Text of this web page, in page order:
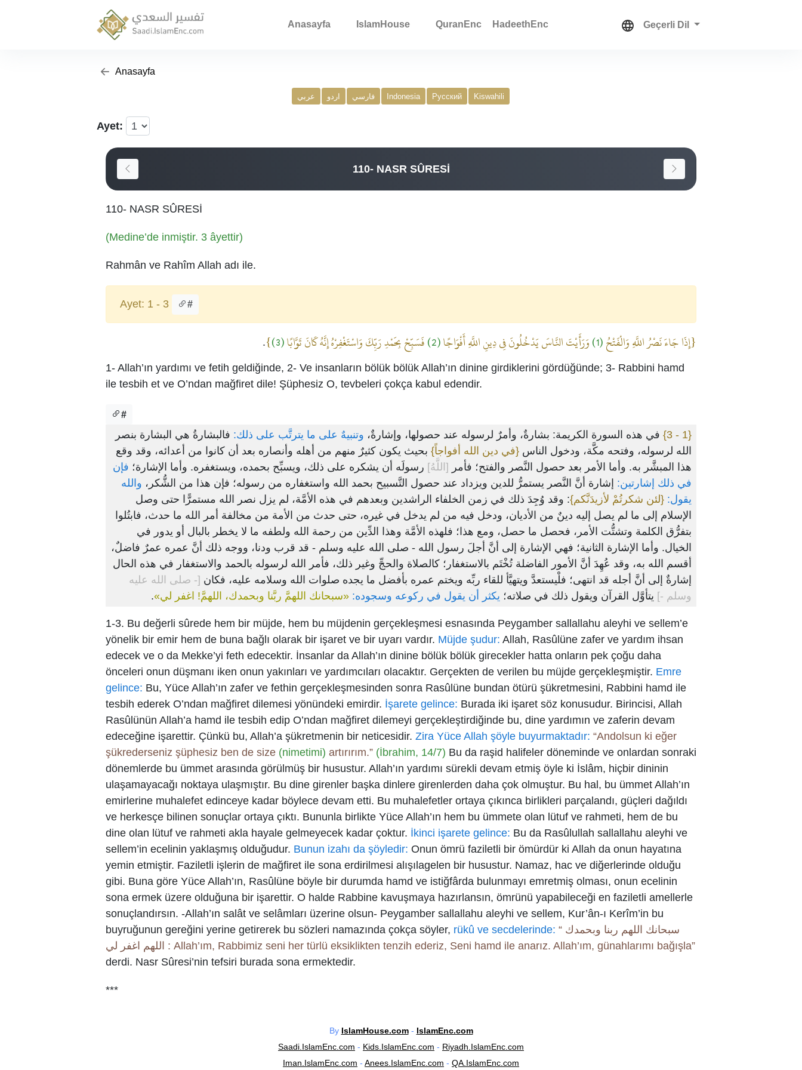
Anasayfa IslamHouse QuranEnc HadeethEnc Geçerli Dil
Anasayfa
عربي اردو فارسي Indonesia Русский Kiswahili
Ayet:
110- NASR SÛRESİ
110- NASR SÛRESİ
(Medine’de inmiştir. 3 âyettir)
Rahmân ve Rahîm Allah adı ile.
Ayet: 1 - 3 #
{إِذَا جَاءَ نَصْرُ اللَّهِ وَالْفَتْحُ(1) وَرَأَيْتَ النَّاسَ يَدْخُلُونَ فِي دِينِ اللَّهِ أَفْوَاجًا(2) فَسَبِّحْ بِحَمْدِ رَبِّكَ وَاسْتَغْفِرْهُ إِنَّهُ كَانَ تَوَّابًا(3)
}
.
1- Allah’ın yardımı ve fetih geldiğinde, 2- Ve insanların bölük bölük Allah’ın dinine girdiklerini gördüğünde; 3- Rabbini hamd
ile tesbih et ve O’ndan mağfiret dile! Şüphesiz O, tevbeleri çokça kabul edendir.
#
{1 - 3} في هذه السورة الكريمة: بشارةٌ، وأمرٌ لرسوله عند حصولها، وإشارةٌ، وتنبيهٌ على ما يترتَّب على ذلك: فالبشارةُ هي البشارة بنصر
الله لرسوله، وفتحه مكَّة، ودخول الناس {في دين الله أفواجاً} بحيث يكون كثيرٌ منهم من أهله وأنصاره بعد أن كانوا من أعدائه، وقد وقع
هذا المبشَّر به. وأما الأمر بعد حصول النَّصر والفتح؛ فأمر
[اللَّهُ] رسولَه أن يشكره على ذلك، ويسبِّح بحمده، ويستغفره. وأما الإشارة؛ فإن
في ذلك إشارتين: إشارة أنَّ النَّصر يستمرُّ للدين ويزداد عند حصول التَّسبيح بحمد الله واستغفاره من رسوله؛ فإن هذا من الشُّكر، والله
يقول: {لئن شكرتُمْ لأزيدَنَّكم}: وقد وُجِدَ ذلك في زمن الخلفاء الراشدين وبعدهم في هذه الأمَّة، لم يزل نصر الله مستمرًّا حتى وصل
الإسلام إلى ما لم يصل إليه دينٌ من الأديان، ودخل فيه من لم يدخل في غيره، حتى حدث من الأمة من مخالفة أمر الله ما حدث، فابتُلوا
بتفرُّق الكلمة وتشتُّت الأمر، فحصل ما حصل، ومع هذا؛ فلهذه الأمَّة وهذا الدِّين من رحمة الله ولطفه ما لا يخطر بالبال أو يدور في
الخيال. وأما الإشارة الثانية؛ فهي الإشارة إلى أنَّ أجلَ رسول الله - صلى الله عليه وسلم - قد قرب ودنا، ووجه ذلك أنَّ عمره عمرٌ فاضلٌ،
أقسم الله به، وقد عُهِدَ أنَّ الأمور الفاضلة تُخْتَم بالاستغفار؛ كالصلاة والحجِّ وغير ذلك، فأمر الله لرسوله بالحمد والاستغفار في هذه الحال
إشارةٌ إلى أنَّ أجله قد انتهى؛ فلْيستعدَّ ويتهيَّأ للقاء ربِّه ويختم عمره بأفضل ما يجده صلوات الله وسلامه عليه، فكان [- صلى الله عليه
وسلم -] يتأوَّل القرآن ويقول ذلك في صلاته؛ يكثر أن يقول في ركوعه وسجوده: «سبحانك اللهمَّ ربَّنا وبحمدك، اللهمَّ! اغفر لي».
1-3. Bu değerli sûrede hem bir müjde, hem bu müjdenin gerçekleşmesi esnasında Peygamber sallallahu aleyhi ve sellem’e
yönelik bir emir hem de buna bağlı olarak bir işaret ve bir uyarı vardır. Müjde şudur: Allah, Rasûlüne zafer ve yardım ihsan
edecek ve o da Mekke’yi feth edecektir. İnsanlar da Allah’ın dinine bölük bölük girecekler hatta onların pek çoğu daha
önceleri onun düşmanı iken onun yakınları ve yardımcıları olacaktır. Gerçekten de verilen bu müjde gerçekleşmiştir. Emre
gelince: Bu, Yüce Allah’ın zafer ve fethin gerçekleşmesinden sonra Rasûlüne bundan ötürü şükretmesini, Rabbini hamd ile
tesbih ederek O’ndan mağfiret dilemesi yönündeki emirdir. İşarete gelince: Burada iki işaret söz konusudur. Birincisi, Allah
Rasûlünün Allah’a hamd ile tesbih edip O’ndan mağfiret dilemeyi gerçekleştirdiğinde bu, dine yardımın ve zaferin devam
edeceğine işarettir. Çünkü bu, Allah’a şükretmenin bir neticesidir. Zira Yüce Allah şöyle buyurmaktadır: “Andolsun ki eğer
şükrederseniz şüphesiz ben de size (nimetimi) artırırım.” (İbrahim, 14/7) Bu da raşid halifeler döneminde ve onlardan sonraki
dönemlerde bu ümmet arasında görülmüş bir husustur. Allah’ın yardımı sürekli devam etmiş öyle ki İslâm, hiçbir dininin
ulaşamayacağı noktaya ulaşmıştır. Bu dine girenler başka dinlere girenlerden daha çok olmuştur. Bu hal, bu ümmet Allah’ın
emirlerine muhalefet edinceye kadar böylece devam etti. Bu muhalefetler ortaya çıkınca birlikleri parçalandı, güçleri dağıldı
ve herkesçe bilinen sonuçlar ortaya çıktı. Bununla birlikte Yüce Allah’ın hem bu ümmete olan lütuf ve rahmeti, hem de bu
dine olan lütuf ve rahmeti akla hayale gelmeyecek kadar çoktur. İkinci işarete gelince: Bu da Rasûlullah sallallahu aleyhi ve
sellem’in ecelinin yaklaşmış olduğudur. Bunun izahı da şöyledir: Onun ömrü faziletli bir ömürdür ki Allah da onun hayatına
yemin etmiştir. Faziletli işlerin de mağfiret ile sona erdirilmesi alışılagelen bir husustur. Namaz, hac ve diğerlerinde olduğu
gibi. Buna göre Yüce Allah’ın, Rasûlüne böyle bir durumda hamd ve istiğfârda bulunmayı emretmiş olması, onun ecelinin
sona ermek üzere olduğuna bir işarettir. O halde Rabbine kavuşmaya hazırlansın, ömrünü yapabileceği en faziletli amellerle
sonuçlandırsın. -Allah’ın salât ve selâmları üzerine olsun- Peygamber sallallahu aleyhi ve sellem, Kur’ân-ı Kerîm’in bu
buyruğunun gereğini yerine getirerek bu sözleri namazında çokça söyler, rükû ve secdelerinde: “ سبحانك اللهم ربنا وبحمدك
اللهم اغفر لي : Allah’ım, Rabbimiz seni her türlü eksiklikten tenzih ederiz, Seni hamd ile anarız. Allah’ım, günahlarımı bağışla”
derdi. Nasr Sûresi’nin tefsiri burada sona ermektedir.
***
By IslamHouse.com- IslamEnc.com
Saadi.IslamEnc.com - Kids.IslamEnc.com - Riyadh.IslamEnc.com
Iman.IslamEnc.com - Anees.IslamEnc.com - QA.IslamEnc.com